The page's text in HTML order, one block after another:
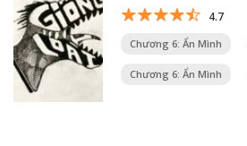
4.7
Chương 6: Ẩn Mình
Chương 6: Ẩn Mình